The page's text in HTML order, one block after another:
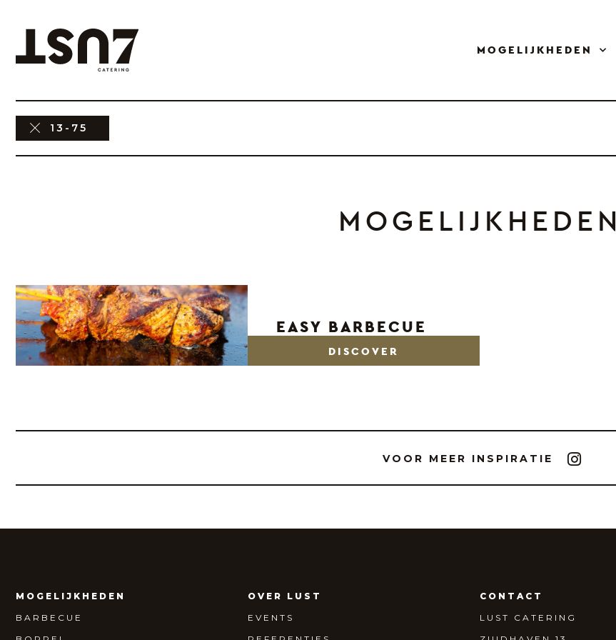
MOGELIJKHEDEN
13-75
MOGELIJKHEDEN
EASY BARBECUE
DISCOVER
VOOR MEER INSPIRATIE
MOGELIJKHEDEN
BARBECUE
OVER LUST
EVENTS
CONTACT
LUST CATERING